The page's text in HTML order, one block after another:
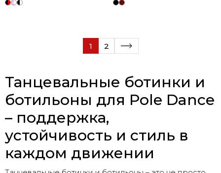
1 2
Танцевальные ботинки и
ботильоны для Pole Dance
– поддержка,
устойчивость и стиль в
каждом движении